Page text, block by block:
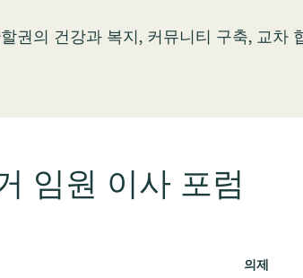
권의 건강과 복지, 커뮤니티 구축, 교차
임원 이사 포럼
의제